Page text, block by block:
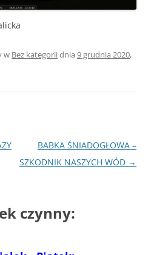
w Bez kategoriidnia 9 grudnia 2020,
BABKA ŚNIADOGŁOWA –
SZKODNIK NASZYCH WÓD →
czynny: